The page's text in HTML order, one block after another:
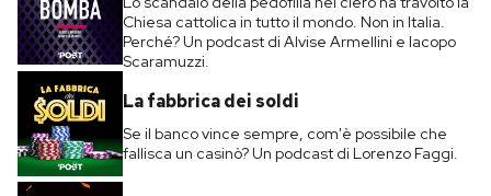
Chiesa cattolica in tutto il mondo. Non in Italia.
Perché? Un podcast di Alvise Armellini e Iacopo
Scaramuzzi.
La fabbrica dei soldi
Se il banco vince sempre, com'è possibile che
fallisca un casinò? Un podcast di Lorenzo Faggi.